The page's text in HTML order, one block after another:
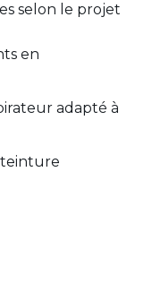
selon le projet
en
adapté à